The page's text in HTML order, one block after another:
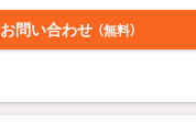
お問い合わせ （無料）